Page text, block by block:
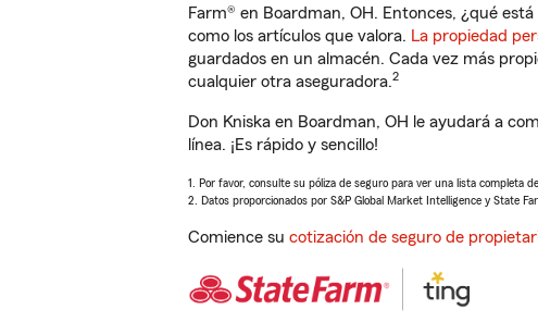
Farm® en Boardman, OH. Entonces, ¿qué
como los artículos que valora. La propiedad
guardados en un almacén. Cada vez más
cualquier otra aseguradora.2
Don Kniska en Boardman, OH le ayudará a
línea. ¡Es rápido y sencillo!
1. Por favor, consulte su póliza de seguro para ver una lista completa
2. Datos proporcionados por S&P Global Market Intelligence y State
Comience su cotización de seguro de